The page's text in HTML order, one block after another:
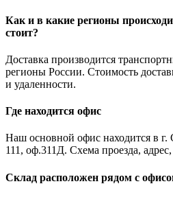
Как и в какие регионы
стоит?
Доставка производится
регионы России. Стоимость
и удаленности.
Где находится офис
Наш основной офис находится в г.
111, оф.311Д. Схема проезда,
Склад расположен рядом с